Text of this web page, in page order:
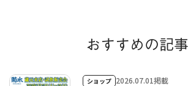
おすすめの記事
ショップ 2026.07.01掲載